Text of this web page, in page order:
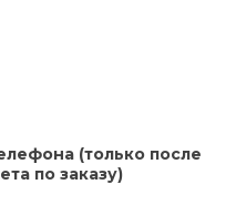
(только после
по заказу)